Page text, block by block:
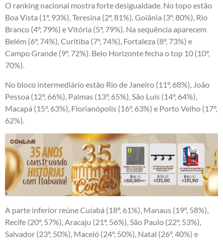
O ranking nacional mostra forte desigualdade. No topo estão
Boa Vista (1º, 93%), Teresina (2º, 81%), Goiânia (3º, 80%), Rio
Branco (4º, 79%) e Vitória (5º, 79%). Na sequência aparecem
Belém (6º, 74%), Curitiba (7º, 74%), Fortaleza (8º, 73%) e
Campo Grande (9º, 72%). Belo Horizonte fecha o top 10 (10º,
70%).
No bloco intermediário estão Rio de Janeiro (11º, 68%), João
Pessoa (12º, 66%), Palmas (13º, 65%), São Luís (14º, 64%),
Macapá (15º, 63%), Florianópolis (16º, 63%) e Porto Velho (17º,
62%).
A parte inferior reúne Cuiabá (18º, 61%), Manaus (19º, 58%),
Recife (20º, 57%), Aracaju (21º, 56%), São Paulo (22º, 53%),
Salvador (23º, 50%), Maceió (24º, 50%), Natal (26º, 40%) e